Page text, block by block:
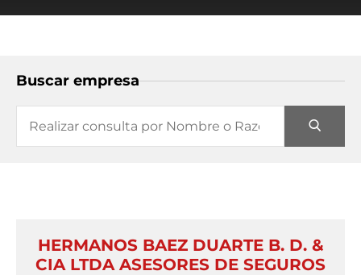
Buscar empresa
HERMANOS BAEZ DUARTE B. D. &
CIA LTDA ASESORES DE SEGUROS